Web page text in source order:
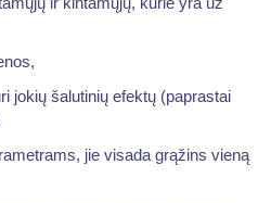
jokių šalutinių efektų (paprastai
jie visada grąžins vieną